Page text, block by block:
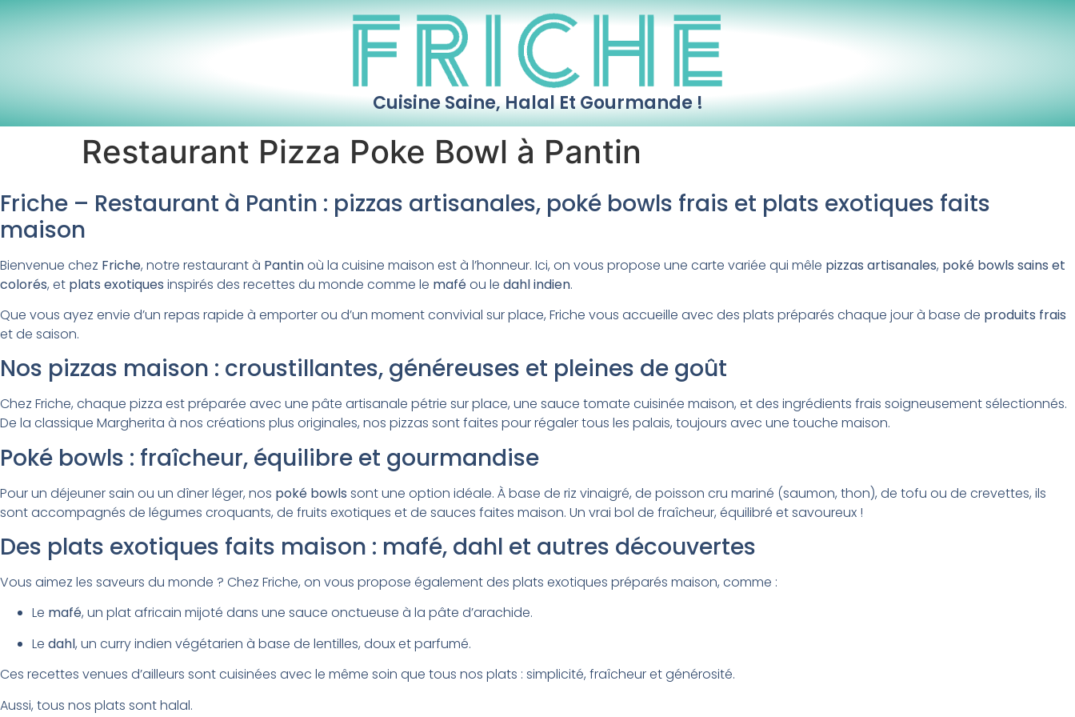
Cuisine Saine, Halal Et Gourmande !
Restaurant Pizza Poke Bowl à Pantin
Friche – Restaurant à Pantin : pizzas artisanales, poké bowls frais et plats exotiques faits
maison
Bienvenue chez Friche, notre restaurant à Pantinoù la cuisine maison est à l’honneur. Ici, on vous propose une carte variée qui mêle pizzas artisanales, poké bowls sains et
colorés, et plats exotiques inspirés des recettes du monde comme le maféou le dahl indien.
Que vous ayez envie d’un repas rapide à emporter ou d’un moment convivial sur place, Friche vous accueille avec des plats préparés chaque jour à base de produits frais
et de saison.
Nos pizzas maison : croustillantes, généreuses et pleines de goût
Chez Friche, chaque pizza est préparée avec une pâte artisanale pétrie sur place, une sauce tomate cuisinée maison, et des ingrédients frais soigneusement sélectionnés.
De la classique Margherita à nos créations plus originales, nos pizzas sont faites pour régaler tous les palais, toujours avec une touche maison.
Poké bowls : fraîcheur, équilibre et gourmandise
Pour un déjeuner sain ou un dîner léger, nos poké bowls sont une option idéale. À base de riz vinaigré, de poisson cru mariné (saumon, thon), de tofu ou de crevettes, ils
sont accompagnés de légumes croquants, de fruits exotiques et de sauces faites maison. Un vrai bol de fraîcheur, équilibré et savoureux !
Des plats exotiques faits maison : mafé, dahl et autres découvertes
Vous aimez les saveurs du monde ? Chez Friche, on vous propose également des plats exotiques préparés maison, comme :
Le mafé, un plat africain mijoté dans une sauce onctueuse à la pâte d’arachide.
Le dahl, un curry indien végétarien à base de lentilles, doux et parfumé.
Ces recettes venues d’ailleurs sont cuisinées avec le même soin que tous nos plats : simplicité, fraîcheur et générosité.
Aussi, tous nos plats sont halal.